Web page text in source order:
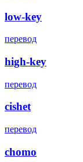
low-key
перевод
high-key
перевод
cishet
перевод
chomo